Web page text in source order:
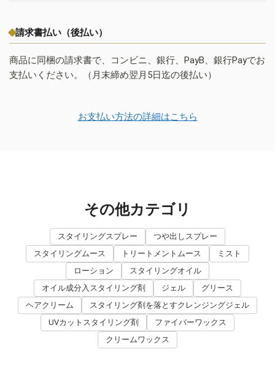
請求書払い（後払い）
商品に同梱の請求書で、コンビニ、銀行、PayB、銀行Payでお
支払いください。（月末締め翌月5日迄の後払い）
お支払い方法の詳細はこちら
その他カテゴリ
スタイリングスプレー
つや出しスプレー
スタイリングムース
トリートメントムース
ミスト
ローション
スタイリングオイル
オイル成分入スタイリング剤
ジェル
グリース
ヘアクリーム
スタイリング剤を落とすクレンジングジェル
UVカットスタイリング剤
ファイバーワックス
クリームワックス